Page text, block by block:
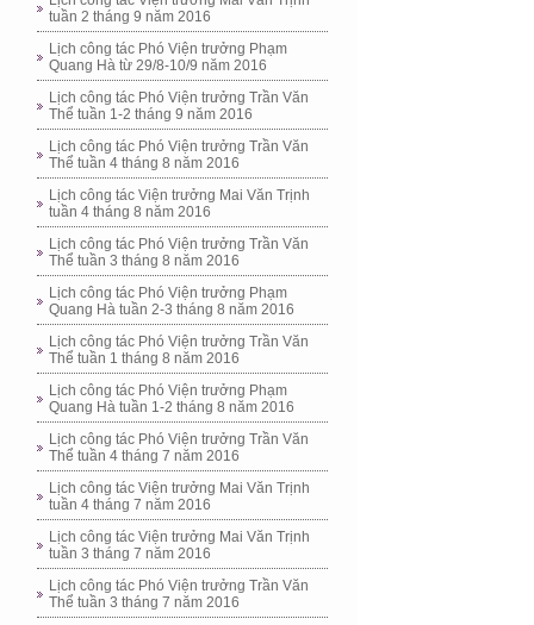
tuần 2 tháng 9 năm 2016
Lịch công tác Phó Viện trưởng Phạm
Quang Hà từ 29/8-10/9 năm 2016
Lịch công tác Phó Viện trưởng Trần Văn
Thể tuần 1-2 tháng 9 năm 2016
Lịch công tác Phó Viện trưởng Trần Văn
Thể tuần 4 tháng 8 năm 2016
Lịch công tác Viện trưởng Mai Văn Trịnh
tuần 4 tháng 8 năm 2016
Lịch công tác Phó Viện trưởng Trần Văn
Thể tuần 3 tháng 8 năm 2016
Lịch công tác Phó Viện trưởng Phạm
Quang Hà tuần 2-3 tháng 8 năm 2016
Lịch công tác Phó Viện trưởng Trần Văn
Thể tuần 1 tháng 8 năm 2016
Lịch công tác Phó Viện trưởng Phạm
Quang Hà tuần 1-2 tháng 8 năm 2016
Lịch công tác Phó Viện trưởng Trần Văn
Thể tuần 4 tháng 7 năm 2016
Lịch công tác Viện trưởng Mai Văn Trịnh
tuần 4 tháng 7 năm 2016
Lịch công tác Viện trưởng Mai Văn Trịnh
tuần 3 tháng 7 năm 2016
Lịch công tác Phó Viện trưởng Trần Văn
Thể tuần 3 tháng 7 năm 2016